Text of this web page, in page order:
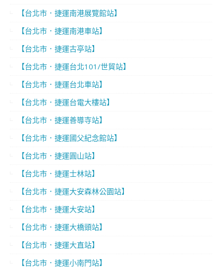
【台北市．捷運南港展覽館站】
【台北市．捷運南港車站】
【台北市．捷運古亭站】
【台北市．捷運台北101/世貿站】
【台北市．捷運台北車站】
【台北市．捷運台電大樓站】
【台北市．捷運善導寺站】
【台北市．捷運國父紀念館站】
【台北市．捷運圓山站】
【台北市．捷運士林站】
【台北市．捷運大安森林公園站】
【台北市．捷運大安站】
【台北市．捷運大橋頭站】
【台北市．捷運大直站】
【台北市．捷運小南門站】